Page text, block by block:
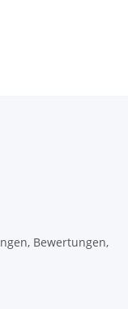
Bewertungen,